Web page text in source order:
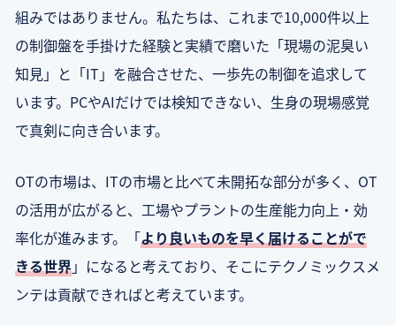
組みではありません。私たちは、これまで10,000件以上
の制御盤を手掛けた経験と実績で磨いた「現場の泥臭い
知見」と「IT」を融合させた、一歩先の制御を追求して
います。PCやAIだけでは検知できない、生身の現場感覚
で真剣に向き合います。
OTの市場は、ITの市場と比べて未開拓な部分が多く、OT
の活用が広がると、工場やプラントの生産能力向上・効
率化が進みます。「より良いものを早く届けることがで
きる世界」になると考えており、そこにテクノミックスメ
ンテは貢献できればと考えています。